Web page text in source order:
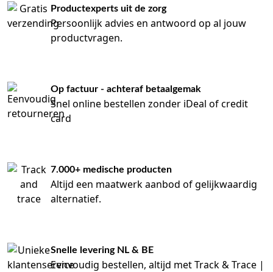
Productexperts uit de zorg
Persoonlijk advies en antwoord op al jouw
productvragen.
Op factuur - achteraf betaalgemak
Snel online bestellen zonder iDeal of credit
card
7.000+ medische producten
Altijd een maatwerk aanbod of gelijkwaardig
alternatief.
Snelle levering NL & BE
Eenvoudig bestellen, altijd met Track & Trace |